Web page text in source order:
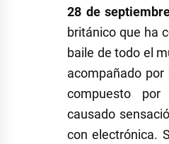
28 de
británico que ha
baile de todo el
acompañado por
compuesto
causado
con electrónica.